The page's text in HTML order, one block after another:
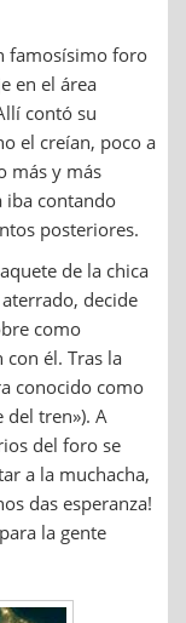
famosísimo foro
en el área
contó su
el creían, poco a
más y más
iba contando
posteriores.
de la chica
decide
como
con él. Tras la
conocido como
del tren»). A
del foro se
a la muchacha,
das esperanza!
la gente